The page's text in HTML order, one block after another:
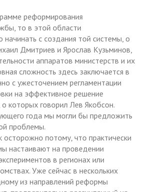
реформирования
то в этой области
начинать с создания той системы, о
Дмитриев и Ярослав Кузьминов,
аппаратов министерств и их
сложность здесь заключается в
с ужесточением регламентации
на эффективное решение
которых говорил Лев Якобсон.
года мы могли бы предложить
проблемы.
потому, что практически
настаивают на проведении
в регионах или
Уже сейчас в нескольких
из направлений реформы